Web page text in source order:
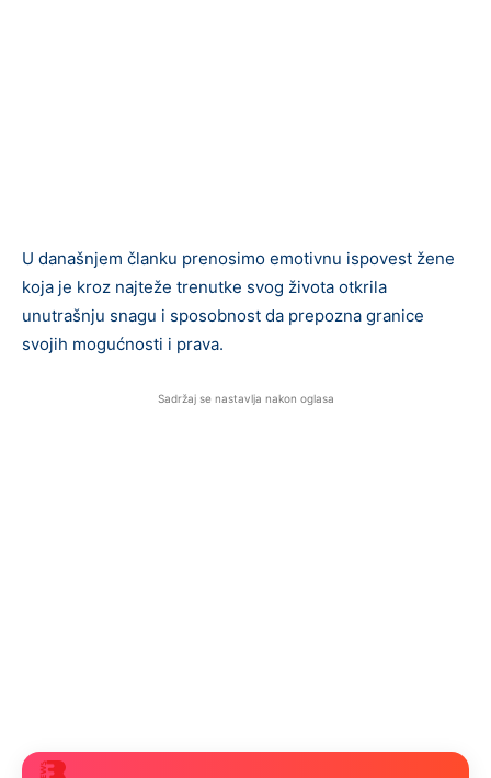
U današnjem članku prenosimo emotivnu ispovest žene
koja je kroz najteže trenutke svog života otkrila
unutrašnju snagu i sposobnost da prepozna granice
svojih mogućnosti i prava.
Sadržaj se nastavlja nakon oglasa